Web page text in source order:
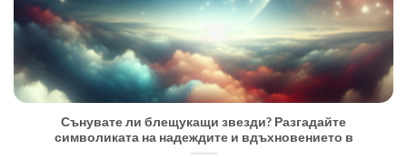
Сънувате ли блещукащи звезди? Разгадайте
символиката на надеждите и вдъхновението в